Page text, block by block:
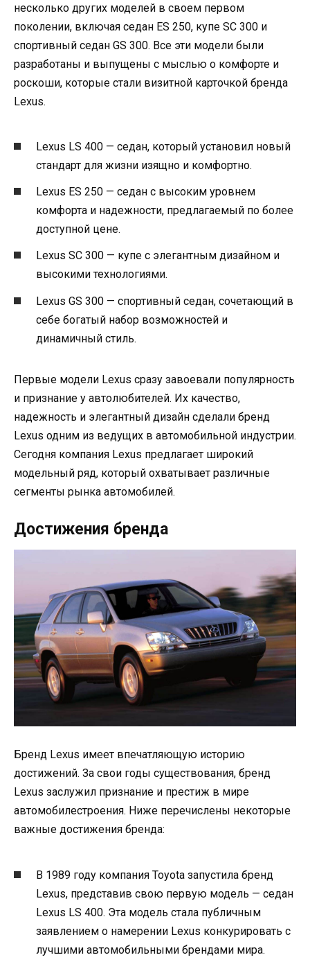
несколько других моделей в своем первом
поколении, включая седан ES 250, купе SC 300 и
спортивный седан GS 300. Все эти модели были
разработаны и выпущены с мыслью о комфорте и
роскоши, которые стали визитной карточкой бренда
Lexus.
Lexus LS 400 — седан, который установил новый
стандарт для жизни изящно и комфортно.
Lexus ES 250 — седан с высоким уровнем
комфорта и надежности, предлагаемый по более
доступной цене.
Lexus SC 300 — купе с элегантным дизайном и
высокими технологиями.
Lexus GS 300 — спортивный седан, сочетающий в
себе богатый набор возможностей и
динамичный стиль.
Первые модели Lexus сразу завоевали популярность
и признание у автолюбителей. Их качество,
надежность и элегантный дизайн сделали бренд
Lexus одним из ведущих в автомобильной индустрии.
Сегодня компания Lexus предлагает широкий
модельный ряд, который охватывает различные
сегменты рынка автомобилей.
Достижения бренда
Бренд Lexus имеет впечатляющую историю
достижений. За свои годы существования, бренд
Lexus заслужил признание и престиж в мире
автомобилестроения. Ниже перечислены некоторые
важные достижения бренда:
В 1989 году компания Toyota запустила бренд
Lexus, представив свою первую модель — седан
Lexus LS 400. Эта модель стала публичным
заявлением о намерении Lexus конкурировать с
лучшими автомобильными брендами мира.